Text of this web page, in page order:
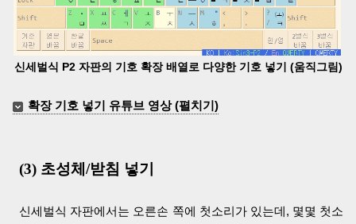
신세벌식 P2 자판의 기호 확장 배열로 다양한 기호 넣기 (움직그림)
확장 기호 넣기 유튜브 영상 (펼치기)
(3) 초성체/받침 넣기
신세벌식 자판에서는 오른손 쪽에 첫소리가 있는데, 몇몇 첫소